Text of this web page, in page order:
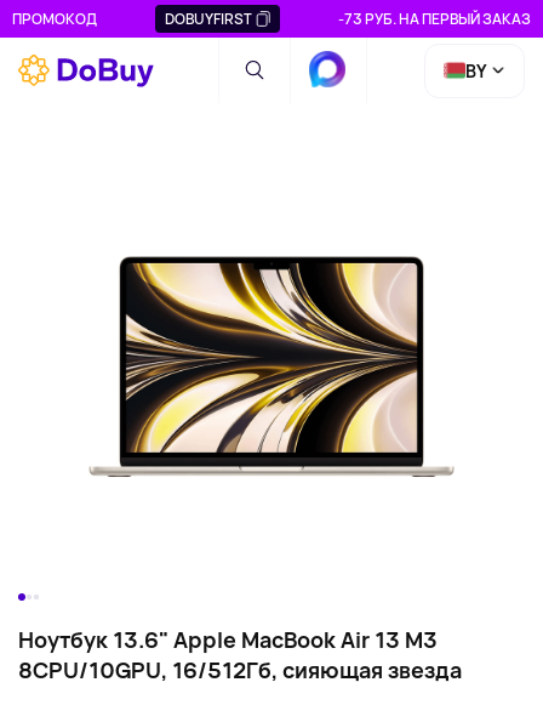
ПРОМОКОД DOBUYFIRST -73 РУБ. НА ПЕРВЫЙ ЗАКАЗ
BY
Ноутбук 13.6" Apple MacBook Air 13 M3
8CPU/10GPU, 16/512Гб, сияющая звезда